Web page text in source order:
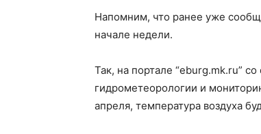
Напомним, что ранее уже
начале недели.
Так, на портале “eburg.mk.ru”
гидрометеорологии и
апреля, температура воздуха